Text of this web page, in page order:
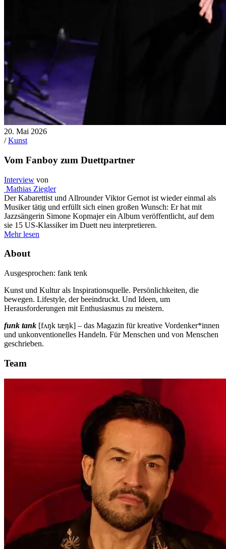
20. Mai 2026
/Kunst
Vom Fanboy zum Duettpartner
Interview von
Mathias Ziegler
Der Kabarettist und Allrounder Viktor Gernot ist wieder einmal als
Musiker tätig und erfüllt sich einen großen Wunsch: Er hat mit
Jazzsängerin Simone Kopmajer ein Album veröffentlicht, auf dem
sie 15 US-Klassiker im Duett neu interpretieren.
Mehr lesen
About
Ausgesprochen: fank tenk
Kunst und Kultur als Inspirationsquelle. Persönlichkeiten, die
bewegen. Lifestyle, der beeindruckt. Und Ideen, um
Herausforderungen mit Enthusiasmus zu meistern.
funk tank [fʌŋk tæŋk] – das Magazin für kreative Vordenker*innen
und unkonventionelles Handeln. Für Menschen und von Menschen
geschrieben.
Team